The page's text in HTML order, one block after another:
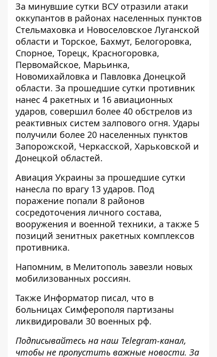
За минувшие сутки ВСУ отразили атаки
оккупантов в районах населенных пунктов
Стельмаховка и Новоселовское Луганской
области и Торское, Бахмут, Белогоровка,
Спорное, Торецк, Красногоровка,
Первомайское, Марьинка,
Новомихайловка и Павловка Донецкой
области. За прошедшие сутки противник
нанес 4 ракетных и 16 авиационных
ударов, совершил более 40 обстрелов из
реактивных систем залпового огня. Удары
получили более 20 населенных пунктов
Запорожской, Черкасской, Харьковской и
Донецкой областей.
Авиация Украины за прошедшие сутки
нанесла по врагу 13 ударов. Под
поражение попали 8 районов
сосредоточения личного состава,
вооружения и военной техники, а также 5
позиций зенитных ракетных комплексов
противника.
Напомним, в Мелитополь завезли новых
мобилизованных россиян.
Также Информатор писал, что в
больницах Симферополя партизаны
ликвидировали 30 военных рф.
Подписывайтесь на наш Telegram-канал,
чтобы не пропустить важные новости. За